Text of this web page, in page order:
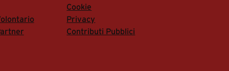
Cookie
Privacy
Contributi Pubblici